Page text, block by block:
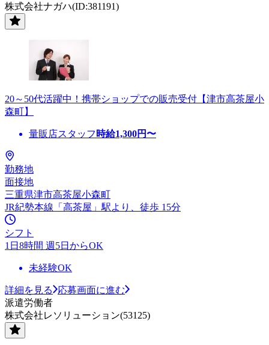
株式会社ナガハ(ID:381191)
20～50代活躍中！携帯ショップでの販売受付【津市高茶屋小
森町】
量販店スタッフ 時給1,300円〜
勤務地
面接地
三重県津市高茶屋小森町
JR紀勢本線「高茶屋」駅より、徒歩 15分
シフト
1日8時間 週5日からOK
未経験OK
詳細を見る
応募画面に進む
派遣労働者
株式会社レソリューション(53125)